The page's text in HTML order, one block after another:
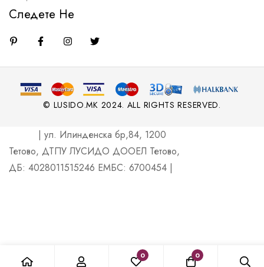
Следете Не
© LUSIDO.MK 2024. ALL RIGHTS RESERVED.
| ул. Илинденска бр,84, 1200
Тетово, ДТПУ ЛУСИДО ДООЕЛ Тетово,
ДБ: 4028011515246 ЕМБС: 6700454 |
0 0